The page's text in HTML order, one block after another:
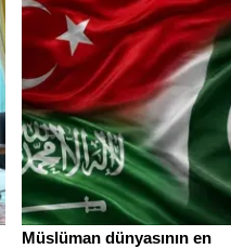
Müslüman dünyasının en